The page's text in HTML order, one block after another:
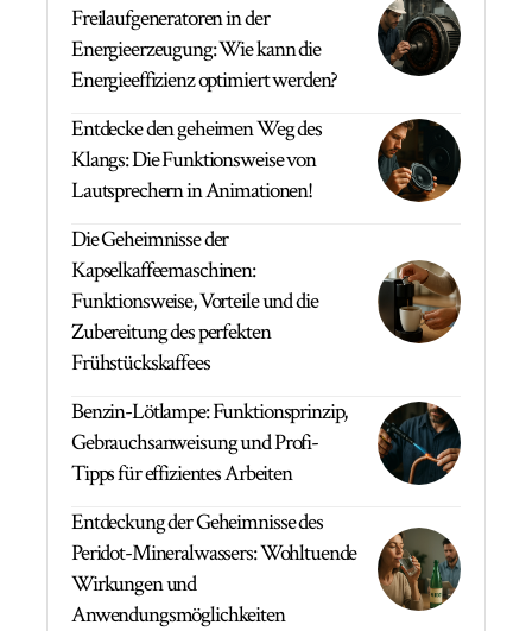
Freilaufgeneratoren in der
Energieerzeugung: Wie kann die
Energieeffizienz optimiert werden?
Entdecke den geheimen Weg des
Klangs: Die Funktionsweise von
Lautsprechern in Animationen!
Die Geheimnisse der
Kapselkaffeemaschinen:
Funktionsweise, Vorteile und die
Zubereitung des perfekten
Frühstückskaffees
Benzin-Lötlampe: Funktionsprinzip,
Gebrauchsanweisung und Profi-
Tipps für effizientes Arbeiten
Entdeckung der Geheimnisse des
Peridot-Mineralwassers: Wohltuende
Wirkungen und
Anwendungsmöglichkeiten